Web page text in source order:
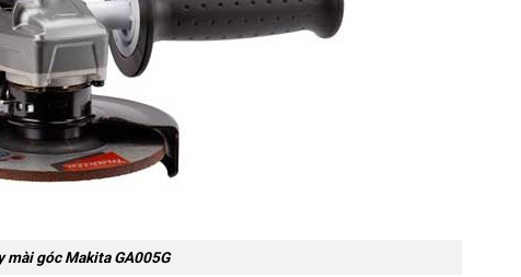
mài góc Makita GA005G